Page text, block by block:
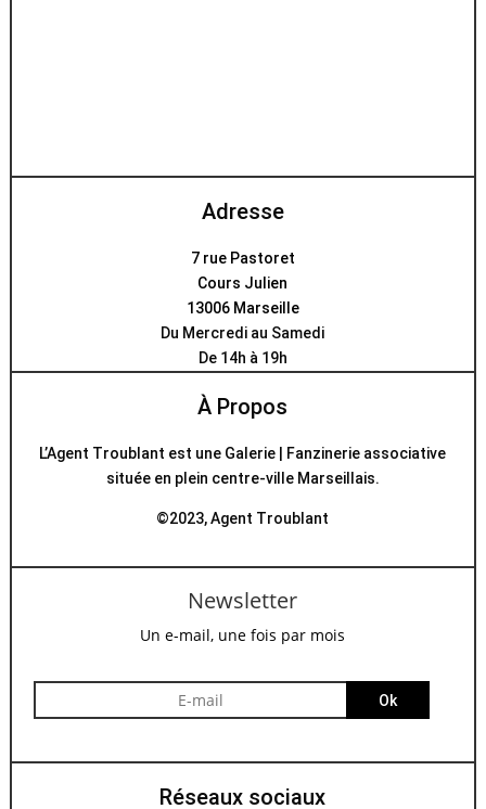
Adresse
7 rue Pastoret
Cours Julien
13006 Marseille
Du Mercredi au Samedi
De 14h à 19h
À Propos
L’Agent Troublant est une Galerie | Fanzinerie associative
située en plein centre-ville Marseillais.
©2023, Agent Troublant
Newsletter
Un e-mail, une fois par mois
Ok
Réseaux sociaux